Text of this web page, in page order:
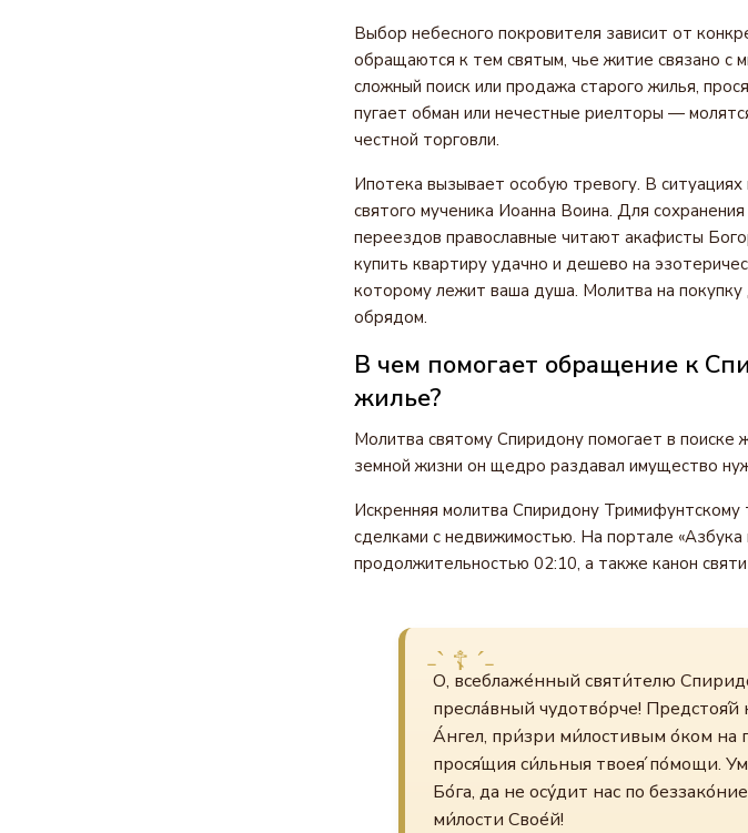
Выбор небесного покровителя зависит от
обращаются к тем святым, чье житие связано с
сложный поиск или продажа старого жилья,
пугает обман или нечестные риелторы —
честной торговли.
Ипотека вызывает особую тревогу. В
святого мученика Иоанна Воина. Для
переездов православные читают акафисты
купить квартиру удачно и дешево на
которому лежит ваша душа. Молитва на покупку
обрядом.
В чем помогает обращение к
жилье?
Молитва святому Спиридону помогает в
земной жизни он щедро раздавал имущество
Искренняя молитва Спиридону
сделками с недвижимостью. На портале
продолжительностью 02:10, а также канон
О, всеблаже́нный святи́телю
пресла́вный чудотво́рче!
А́нгел, при́зри ми́лостивым о́ком
прося́щия си́льныя твоея́ по́мощи.
Бо́га, да не осу́дит нас по
ми́лости Свое́й!